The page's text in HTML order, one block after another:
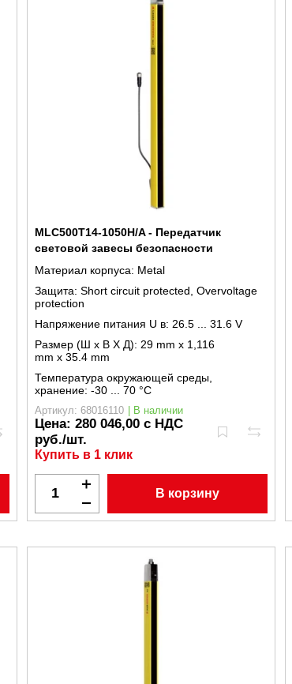
MLC500T14-1050H/A - Передатчик
световой завесы безопасности
Материал корпуса: Metal
Защита: Short circuit protected, Overvoltage
protection
Напряжение питания U в: 26.5 ... 31.6 V
Размер (Ш x В X Д): 29 mm x 1,116
mm x 35.4 mm
Температура окружающей среды,
хранение: -30 ... 70 °C
Артикул: 68016110 | В наличии
Цена: 280 046,00 с НДС
руб./шт.
Купить в 1 клик
В корзину